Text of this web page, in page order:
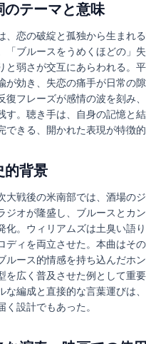
のテーマと意味
、恋の破綻と孤独から生まれ
「ブルースをうめくほどの」失
と弱さが交互にあらわれる。
が効き、失恋の痛手が日常の
復フレーズが感情の波を刻み
す。聴き手は、自身の記憶と
できる、開かれた表現が特徴的
的背景
大戦後の米南部では、酒場の
ジオが隆盛し、ブルースとカ
化。ウィリアムズは土臭い語
ディを両立させた。本曲はそ
ルース的情感を持ち込んだホ
を広く普及させた例として重
な編成と直接的な言葉運びは
く設計でもあった。